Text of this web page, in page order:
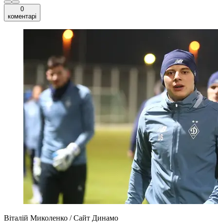
0
коментарі
Віталій Миколенко / Сайт Динамо